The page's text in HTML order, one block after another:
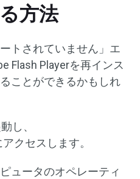
方法
トされていません」エ
Flash Playerを再インス
ことができるかもしれ
し、
クセスします。
ュータのオペレーティ